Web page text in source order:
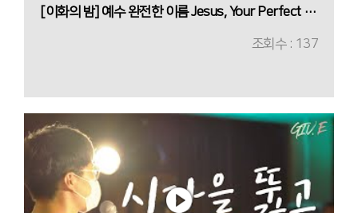
[이화의 밤] 예수 완전한 이름 Jesus, Your Perfect Name
조회수 : 137